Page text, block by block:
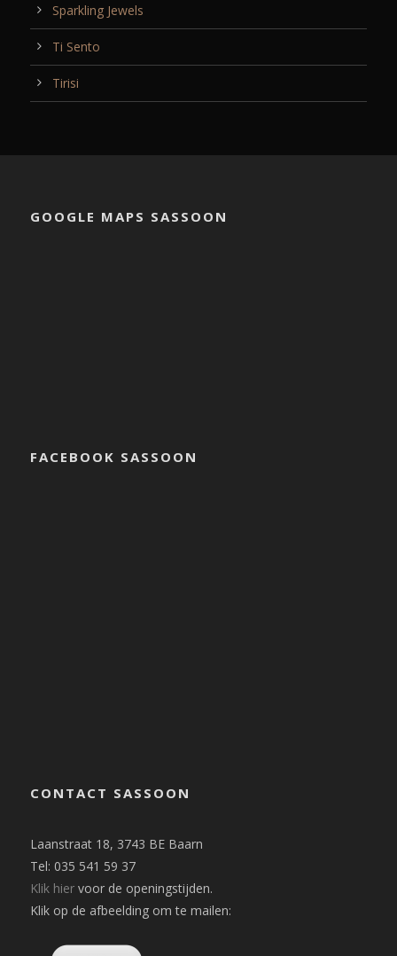
Sparkling Jewels
Ti Sento
Tirisi
GOOGLE MAPS SASSOON
FACEBOOK SASSOON
CONTACT SASSOON
Laanstraat 18, 3743 BE Baarn
Tel: 035 541 59 37
Klik hier voor de openingstijden.
Klik op de afbeelding om te mailen: